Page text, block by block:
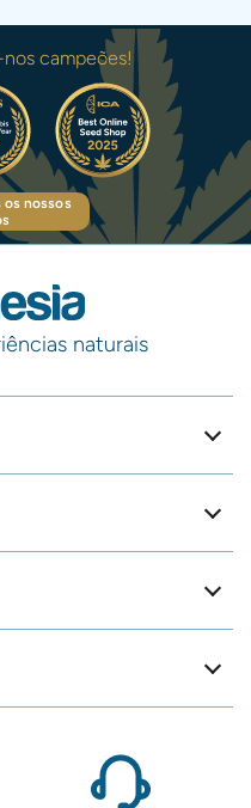
campeões!
os nossos
naturais